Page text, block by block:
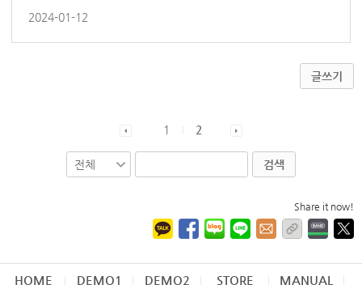
2024-01-12
글쓰기
1 2
검색
Share it now!
HOME DEMO1 DEMO2 STORE MANUAL